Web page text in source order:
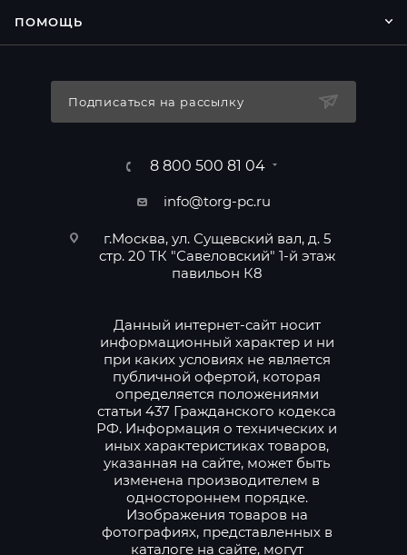
ПОМОЩЬ
Подписаться на рассылку
8 800 500 81 04
info@torg-pc.ru
г.Москва, ул. Сущевский вал, д. 5
стр. 20 ТК "Савеловский" 1-й этаж
павильон К8
Данный интернет-сайт носит
информационный характер и ни
при каких условиях не является
публичной офертой, которая
определяется положениями
статьи 437 Гражданского кодекса
РФ. Информация о технических и
иных характеристиках товаров,
указанная на сайте, может быть
изменена производителем в
одностороннем порядке.
Изображения товаров на
фотографиях, представленных в
каталоге на сайте, могут